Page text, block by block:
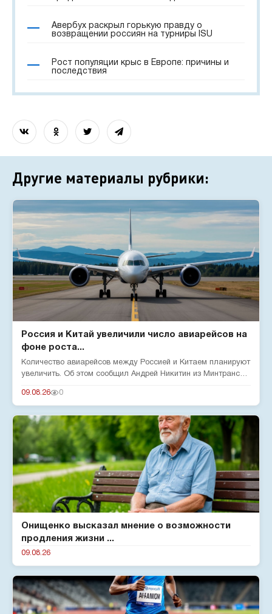
Авербух раскрыл горькую правду о
возвращении россиян на турниры ISU
Рост популяции крыс в Европе: причины и
последствия
Другие материалы рубрики:
Россия и Китай увеличили число авиарейсов на
фоне роста...
Количество авиарейсов между Россией и Китаем планируют
увеличить. Об этом сообщил Андрей Никитин из Минтранса
09.08.26 0
Онищенко высказал мнение о возможности
продления жизни ...
09.08.26